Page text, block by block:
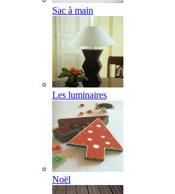
Sac à main
Les luminaires
Noël